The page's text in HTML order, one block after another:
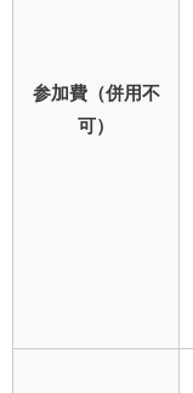
参加費（併用不
可）